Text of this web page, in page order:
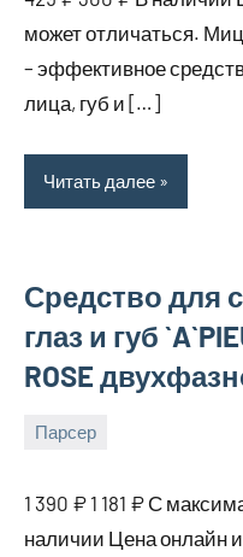
2025
может отличаться.
– эффективное
лица, губ и […]
Читать далее
Средство для
глаз и губ
ROSE
Парсер
2025
bus_m_ru
1 390 ₽ 1 181 ₽ С
наличии Цена онлайн